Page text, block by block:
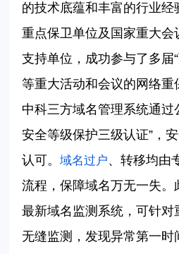
的技术底蕴和丰富的行业经
重点保卫单位及国家重大
支持单位，成功参与了多届
等重大活动和会议的网络重
中科三方域名管理系统通过
安全等级保护三级认证” ，
认可。域名过户、转移均由
流程，保障域名万无一失。
最新域名监测系统，可针对
无缝监测，发现异常第一时